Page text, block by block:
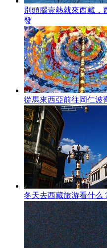
別頭腦壹熱就來西藏，
發
從馬來西亞前往岡仁波
冬天去西藏旅游看什么